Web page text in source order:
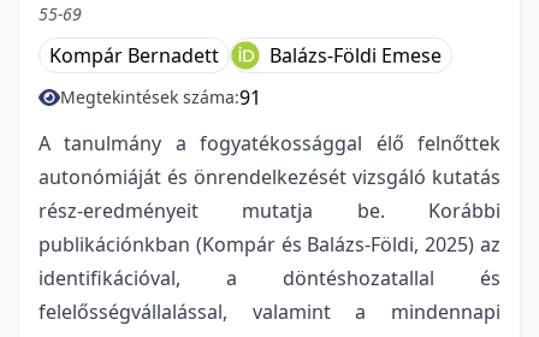
55-69
Kompár Bernadett Balázs-Földi Emese
Megtekintések száma:91
A tanulmány a fogyatékossággal élő felnőttek
autonómiáját és önrendelkezését vizsgáló kutatás
rész-eredményeit mutatja be. Korábbi
publikációnkban (Kompár és Balázs-Földi, 2025) az
identifikációval, a döntéshozatallal és
felelősségvállalással, valamint a mindennapi